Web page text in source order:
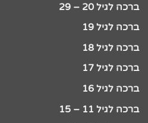
ברכה לגיל 20 – 29
ברכה לגיל 19
ברכה לגיל 18
ברכה לגיל 17
ברכה לגיל 16
ברכה לגיל 11 – 15